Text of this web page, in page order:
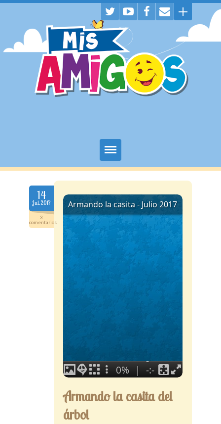
Juegos
Historietas
Descargas
Secciones
Tiendita
14
Jul.2017
3
comentarios
Armando la casita del
árbol